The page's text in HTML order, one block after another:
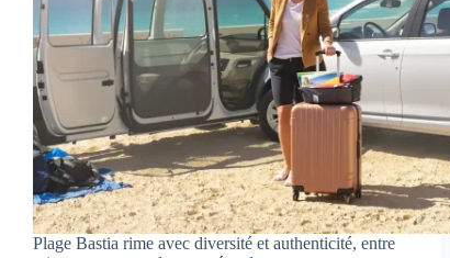
Plage Bastia rime avec diversité et authenticité, entre